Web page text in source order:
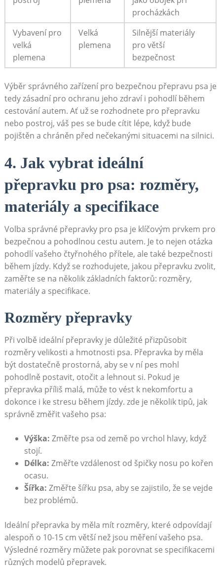
procházkách
Vybavení pro
velká
plemena
Velká
plemena
Silnější materiály
pro‌ větší‌
bezpečnost
Výběr správného zařízení ⁢pro bezpečnou přepravu psa je
tedy zásadní⁣ pro ochranu jeho zdraví i pohodlí během
cestování autem. Ať už se rozhodnete pro přepravku
nebo ‍postroj, váš pes se bude cítit lépe, když bude
⁤pojištěn a chráněn⁣ před nečekanými⁣ situacemi na silnici.
4. Jak vybrat ideální
přepravku pro psa: rozměry,
materiály a specifikace
Volba správné přepravky pro psa je klíčovým prvkem pro
bezpečnou a pohodlnou cestu autem. ​Je to nejen ⁤otázka
pohodlí vašeho čtyřnohého přítele, ale také bezpečnosti
během jízdy. Když​ se rozhodujete, jakou přepravku zvolit,‍
zaměřte ⁤se na několik​ základních faktorů: rozměry,
materiály a specifikace.
Rozměry ​přepravky
Při volbě ideální⁣ přepravky je důležité přizpůsobit
rozměry velikosti a ⁢hmotnosti psa. Přepravka by ⁣měla
být dostatečně prostorná, aby se v ní pes mohl
‍pohodlně postavit, otočit⁣ a lehnout si. Pokud je
přepravka příliš malá, může to vést k‌ nekomfortu a
dokonce i‍ ke stresu během jízdy. zde je​ několik tipů, jak
správně změřit ​vašeho psa:
Výška: Změřte psa od země po vrchol hlavy,‌ když‍
stojí.
Délka: Změřte vzdálenost od špičky⁣ nosu‍ po kořen⁢
ocasu.
Šířka: Změřte šířku psa, aby se zajistilo, že se vejde
bez problémů.
Ideální přepravka by měla mít rozměry, které odpovídají
alespoň o⁤ 10-15 cm větší než jsou⁢ měření vašeho psa.
Výsledné rozměry můžete pak porovnat se specifikacemi
různých ​modelů přepravek.